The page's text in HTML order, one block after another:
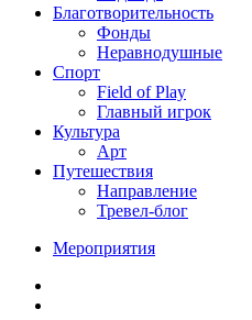
Благотворительность
Фонды
Неравнодушные
Спорт
Field of Play
Главный игрок
Культура
Арт
Путешествия
Направление
Тревел-блог
Мероприятия